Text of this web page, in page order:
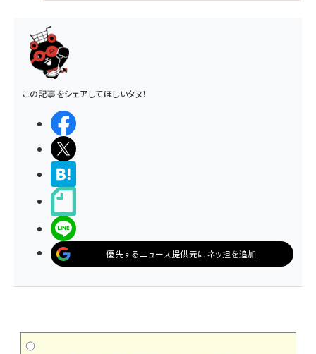
この記事をシェアしてほしいタヌ！
優先するニュース提供元にネッ担を追加